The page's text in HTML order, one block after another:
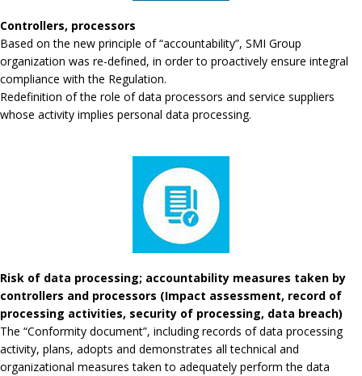
Controllers, processors
Based on the new principle of “accountability”, SMI Group
organization was re-defined, in order to proactively ensure integral
compliance with the Regulation.
Redefinition of the role of data processors and service suppliers
whose activity implies personal data processing.
Risk of data processing; accountability measures taken by
controllers and processors (Impact assessment, record of
processing activities, security of processing, data breach)
The “Conformity document”, including records of data processing
activity, plans, adopts and demonstrates all technical and
organizational measures taken to adequately perform the data